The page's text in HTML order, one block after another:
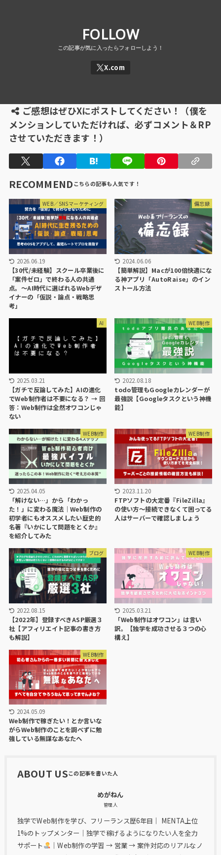
FOLLOW
ご感想はぜひXにポストしてください！（僕を
メンションしていただければ、必ずコメント＆RP
させていただきます！）
RECOMMEND
WEB／SNSマーケティング
2026.06.19
【30代/未経験】スクール卒業後に
「案件ゼロ」で終わる人の共通
点。〜AI時代に選ばれるWebデザ
イナーの「仮説・論点・戦略思
考」
備忘録
2024.06.06
【簡単解説】Macが100倍快適にな
る神アプリ「AutoRaise」のイン
ストール方法
AI
2025.03.21
【ガチで反論してみた】AIの進化
でWeb制作者は不要になる？ → 回
答：Web制作は全然オワコンじゃ
ない
WEB制作
2022.08.18
todo管理もGoogleカレンダーが
最強説【Googleタスクという神機
能】
WEB制作
2025.04.05
「解けない…」から「わかっ
た！」に変わる魔法｜Web制作の
初学者にもオススメしたい歴史的
名著『いかにして問題をとくか』
を紹介してみた
WEB制作
2023.11.20
FTPソフトの大定番『FileZilla』
の使い方〜接続できなくて困ってる
人はサーバーで確認しましょう
ブログ
2022.08.15
【2022年】登録すべきASP厳選３
社【アフィリエイト記事の書き方
も解説】
WEB制作
2025.03.21
「Web制作はオワコン」は言い
訳。【独学を成功させる３つの心
構え】
WEB制作
2024.05.09
Web制作で稼ぎたい！とか言いな
がらWeb制作のことを調べずに勉
強している無謀なあなたへ
ABOUT US
めがねん
管理人
独学でWeb制作を学び、フリーランス歴6年目｜ MENTA上位
1%のトップメンター｜独学で稼げるようになりたい人を全力
サポート
｜Web制作の学習 → 営業 → 案件対応のリアルなノ